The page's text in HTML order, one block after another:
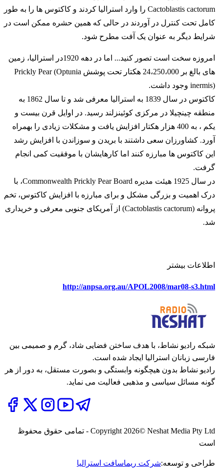
Cactoblastis cactorum را وارد استرالیا کردند و کاکتوس‌ ها را به طور
کامل تحت کنترل در آوردند در حالی که همین حشره ممکن است در
شرایط دیگر به عنوان یک آفت مطرح شود.
امروزه سخت است تصور کنید... اما در دهه 1920در استرالیا، زمین
های بالغ بر 24،250،000 هکتار تحت پوشش Prickly Pear (Optunia
inermis) وجود داشت.
کاکتوس در سال 1839 به استرالیا معرفی شد و تا سال 1862 به
منطقه چینچیلا در مرکزی کوئینزلند رسید. در اوایل قرن بیست و
یکم ، به 400 هزار هکتار افزایش یافت و مشکلات زیادی را بهمراه
آورد. کشاورزان سعی داشتند با بریدن و سوزاندن با افزایش رشد
این کاکتوس ها مبارزه کنند اما کارهایشان با موفقیت کمی انجام
گرفت.
در سال 1925 هیئت مدیره Commonwealth Prickly Pear Board، با
درک اهمیت و بزرگی مشکل و برای مبارزه با افزایش کاکتوس، تخم
پروانه (Cactoblastis cactorum) از آمریکای جنوبی معرفی و خریداری
شد.
اطلاعات بیشتر
http://anpsa.org.au/APOL2008/mar08-s3.html
شبکه رادیو نشاط، با هدف ساختن فضایی شاد، گرم و صمیمی بین
فارسی زبانان استرالیا ایجاد شده است.
رادیو نشاط بدون هیچگونه وابستگی و بصورت مستقل، به دور از هر
گونه مسائل سیاسی و مذهبی فعالیت می نماید.
Copyright 2026
© Neshat Media Pty Ltd - تمامی حقوق محفوظ
است
طراحی و توسعه:شرکت ریماسافت استرالیا